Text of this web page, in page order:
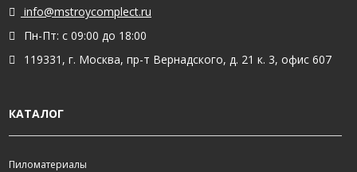
info@mstroycomplect.ru
Пн-Пт: с 09:00 до 18:00
119331, г. Москва, пр-т Вернадского, д. 21 к. 3, офис 607
КАТАЛОГ
Пиломатериалы